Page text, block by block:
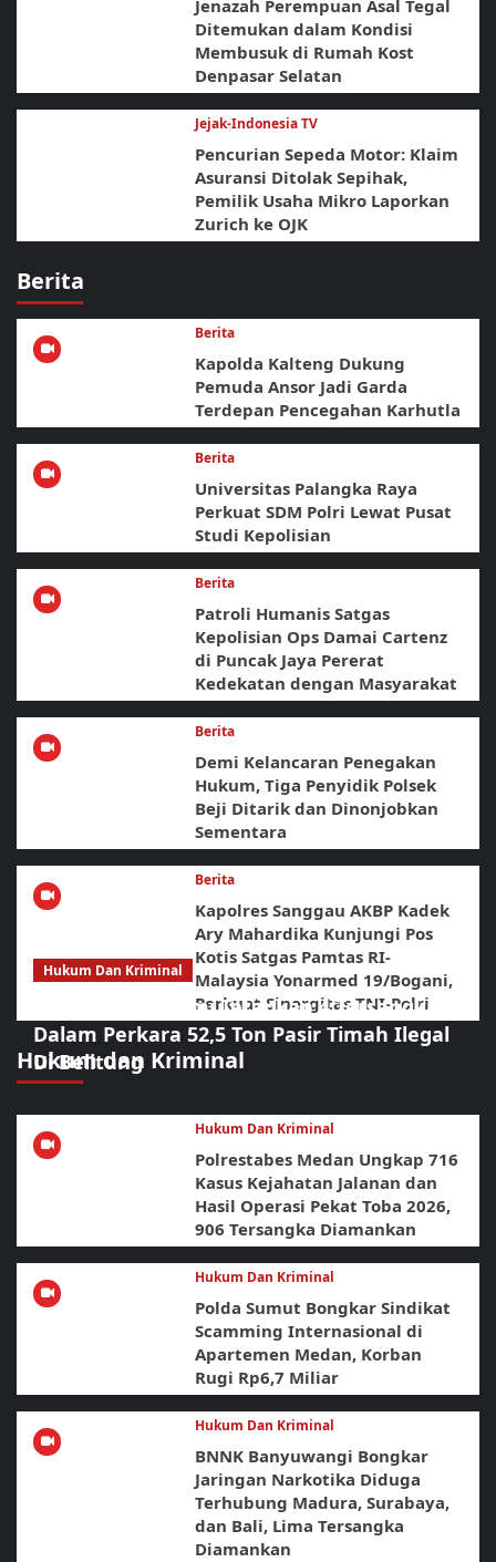
Jenazah Perempuan Asal Tegal
Ditemukan dalam Kondisi
Membusuk di Rumah Kost
Denpasar Selatan
Jejak-Indonesia TV
Pencurian Sepeda Motor: Klaim
Asuransi Ditolak Sepihak,
Pemilik Usaha Mikro Laporkan
Zurich ke OJK
Berita
Berita
Kapolda Kalteng Dukung
Pemuda Ansor Jadi Garda
Terdepan Pencegahan Karhutla
Berita
Universitas Palangka Raya
Perkuat SDM Polri Lewat Pusat
Studi Kepolisian
Berita
Patroli Humanis Satgas
Kepolisian Ops Damai Cartenz
di Puncak Jaya Pererat
Kedekatan dengan Masyarakat
Berita
Demi Kelancaran Penegakan
Hukum, Tiga Penyidik Polsek
Beji Ditarik dan Dinonjobkan
Sementara
Berita
Kapolres Sanggau AKBP Kadek
Ary Mahardika Kunjungi Pos
Kotis Satgas Pamtas RI-
Malaysia Yonarmed 19/Bogani,
Perkuat Sinergitas TNI-Polri
Hukum dan Kriminal
Hukum Dan Kriminal
Polda Babel Resmi Tetapkan 4 Tersangka
Dalam Perkara 52,5 Ton Pasir Timah Ilegal
Di Belitung
Hukum Dan Kriminal
Polrestabes Medan Ungkap 716
Kasus Kejahatan Jalanan dan
Hasil Operasi Pekat Toba 2026,
906 Tersangka Diamankan
Hukum Dan Kriminal
Polda Sumut Bongkar Sindikat
Scamming Internasional di
Apartemen Medan, Korban
Rugi Rp6,7 Miliar
Hukum Dan Kriminal
BNNK Banyuwangi Bongkar
Jaringan Narkotika Diduga
Terhubung Madura, Surabaya,
dan Bali, Lima Tersangka
Diamankan